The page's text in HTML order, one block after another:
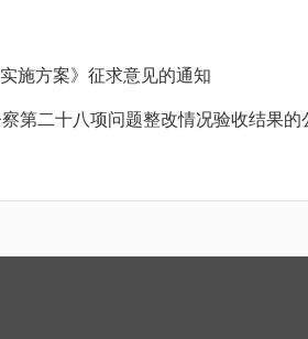
施方案》征求意见的通知
第二十八项问题整改情况验收结果的